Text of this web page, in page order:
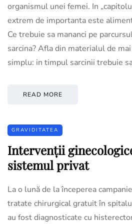
organismul unei femei. In
extrem de importanta este
Ce trebuie sa mananci pe
sarcina? Afla din materialul de
simplu: in timpul sarcinii trebuie
READ MORE
GRAVIDITATEA
Intervenții
sistemul privat
La o lună de la începerea
tratate chirurgical gratuit în
au fost diagnosticate cu